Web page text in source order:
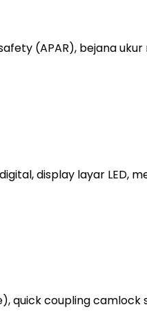
(APAR), bejana
display layar LED,
quick coupling